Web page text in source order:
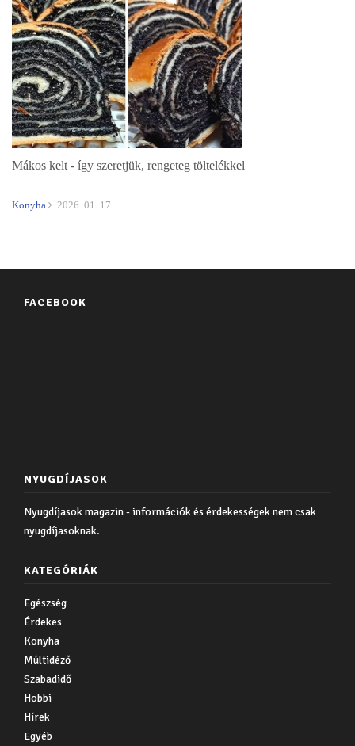
Mákos kelt - így szeretjük, rengeteg töltelékkel
Konyha 2026. 01. 17.
FACEBOOK
NYUGDÍJASOK
Nyugdíjasok magazin - információk és érdekességek nem csak
nyugdíjasoknak.
KATEGÓRIÁK
Egészség
Érdekes
Konyha
Múltidéző
Szabadidő
Hobbi
Hírek
Egyéb